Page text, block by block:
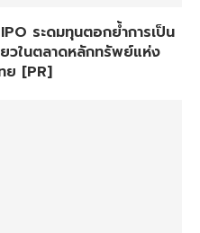
ระดมทุนตอกย้ำการเป็น
วในตลาดหลักทรัพย์แห่ง
ย [PR]